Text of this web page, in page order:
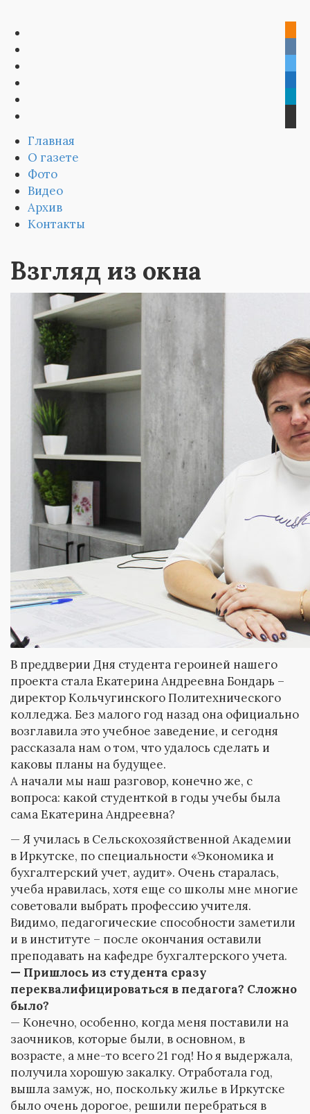
Главная
О газете
Фото
Видео
Архив
Контакты
Взгляд из окна
В преддверии Дня студента героиней нашего
проекта стала Екатерина Андреевна Бондарь –
директор Кольчугинского Политехнического
колледжа. Без малого год назад она официально
возглавила это учебное заведение, и сегодня
рассказала нам о том, что удалось сделать и
каковы планы на будущее.
А начали мы наш разговор, конечно же, с
вопроса: какой студенткой в годы учебы была
сама Екатерина Андреевна?
— Я училась в Сельскохозяйственной Академии
в Иркутске, по специальности «Экономика и
бухгалтерский учет, аудит». Очень старалась,
учеба нравилась, хотя еще со школы мне многие
советовали выбрать профессию учителя.
Видимо, педагогические способности заметили
и в институте – после окончания оставили
преподавать на кафедре бухгалтерского учета.
— Пришлось из студента сразу
переквалифицироваться в педагога? Сложно
было?
— Конечно, особенно, когда меня поставили на
заочников, которые были, в основном, в
возрасте, а мне-то всего 21 год! Но я выдержала,
получила хорошую закалку. Отработала год,
вышла замуж, но, поскольку жилье в Иркутске
было очень дорогое, решили перебраться в